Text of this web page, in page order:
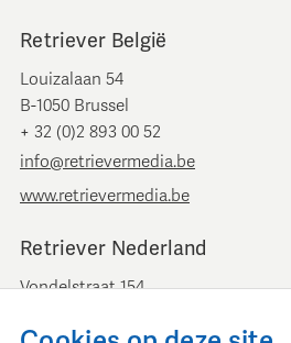
Retriever België
Louizalaan 54
B-1050 Brussel
+ 32 (0)2 893 00 52
info@retrievermedia.be
www.retrievermedia.be
Retriever Nederland
Vondelstraat 154